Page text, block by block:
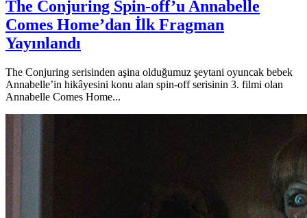
The Conjuring Spin-off’u Annabelle
Comes Home’dan İlk Fragman
Yayınlandı
The Conjuring serisinden aşina olduğumuz şeytani oyuncak bebek
Annabelle’in hikâyesini konu alan spin-off serisinin 3. filmi olan
Annabelle Comes Home...